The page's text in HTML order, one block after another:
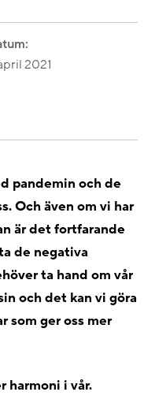
2021
pandemin och de
Och även om vi har
är det fortfarande
de negativa
ta hand om vår
och det kan vi göra
som ger oss mer
harmoni i vår.